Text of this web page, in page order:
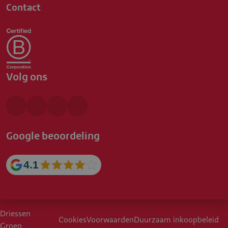
Contact
Volg ons
Google beoordeling
4.1
Driessen
Groep
CookiesVoorwaardenDuurzaam inkoopbeleid